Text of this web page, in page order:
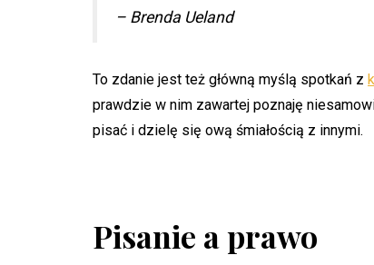
– Brenda Ueland
To zdanie jest też główną myślą spotkań z
prawdzie w nim zawartej poznaję
pisać i dzielę się ową śmiałością z innymi.
Pisanie a prawo